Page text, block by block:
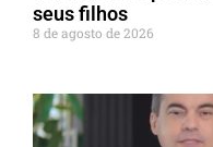
seus filhos
8 de agosto de 2026